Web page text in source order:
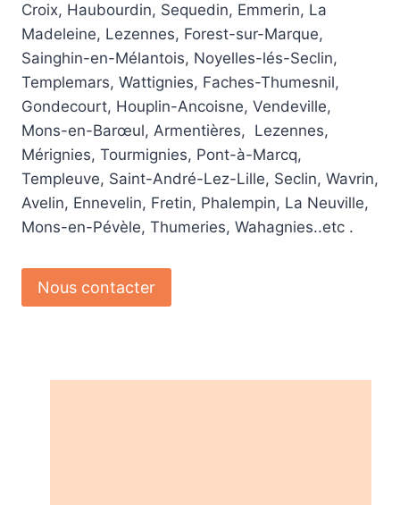
Croix, Haubourdin, Sequedin, Emmerin, La
Madeleine, Lezennes, Forest-sur-Marque,
Sainghin-en-Mélantois, Noyelles-lés-Seclin,
Templemars, Wattignies, Faches-Thumesnil,
Gondecourt, Houplin-Ancoisne, Vendeville,
Mons-en-Barœul, Armentières, Lezennes,
Mérignies, Tourmignies, Pont-à-Marcq,
Templeuve, Saint-André-Lez-Lille, Seclin, Wavrin,
Avelin, Ennevelin, Fretin, Phalempin, La Neuville,
Mons-en-Pévèle, Thumeries, Wahagnies..etc .
Nous contacter